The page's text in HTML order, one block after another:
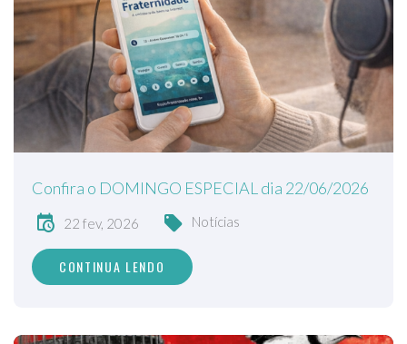
Confira o DOMINGO ESPECIAL dia 22/06/2026
22 fev, 2026 Notícias
CONTINUA LENDO